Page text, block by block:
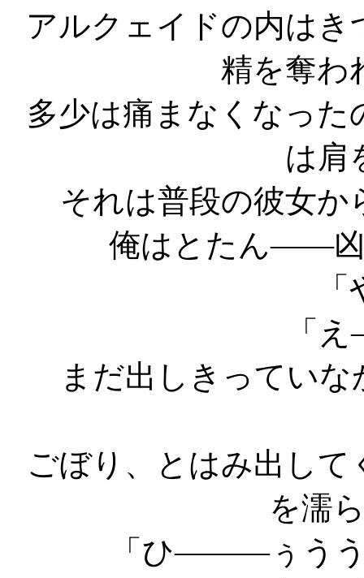
アルクェイドの内は
精を奪わ
多少は痛まなくなっ
は肩
それは普段の彼女
俺はとたん――凶
「
まだ出しきってい
ごぼり、とはみ出し
を濡
「ひ―――ぅう